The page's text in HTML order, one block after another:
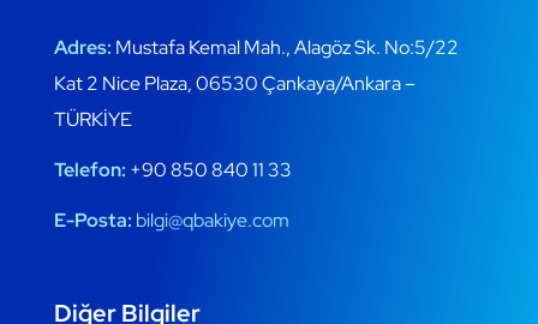
Adres: Mustafa Kemal Mah., Alagöz Sk. No:5/22
Kat 2 Nice Plaza, 06530 Çankaya/Ankara –
TÜRKİYE
Telefon: +90 850 840 11 33
E-Posta: bilgi@qbakiye.com
Diğer Bilgiler